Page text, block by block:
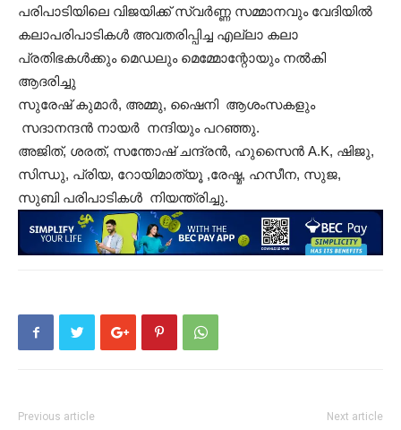
പരിപാടിയിലെ വിജയിക്ക് സ്വർണ്ണ സമ്മാനവും വേദിയിൽ
കലാപരിപാടികൾ അവതരിപ്പിച്ച എല്ലാ കലാ
പ്രതിഭകൾക്കും മെഡലും മെമ്മോന്റോയും നൽകി
ആദരിച്ചു
സുരേഷ്‌ കുമാർ, അമ്മു, ഷൈനി ആശംസകളും
സദാനന്ദൻ നായർ നന്ദിയും പറഞ്ഞു.
അജിത്, ശരത്‌, സന്തോഷ് ചന്ദ്രൻ, ഹുസൈൻ A.K, ഷിജു,
സിന്ധു, പ്രിയ, റോയിമാത്യൂ ,രേഷ്മ, ഹസീന, സുജ,
സുബി പരിപാടികൾ നിയന്ത്രിച്ചു.
Previous article Next article